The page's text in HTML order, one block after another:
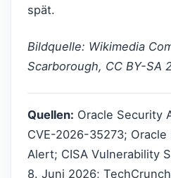
spät.
Bildquelle: Wikimedia
Scarborough, CC BY-SA
Quellen: Oracle Security
CVE-2026-35273;
Alert; CISA Vulnerability
8. Juni 2026;